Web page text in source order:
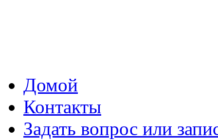
Домой
Контакты
Задать вопрос или